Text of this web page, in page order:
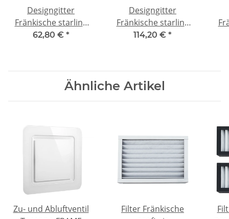
Designgitter
Fränkische starline
PYRAMID COMPACT
62,80 € *
Designgitter
Fränkische starline
SHAPE CIRCLE Glas
114,20 € *
Ähnliche Artikel
Zu- und Abluftventil
Filter Fränkische